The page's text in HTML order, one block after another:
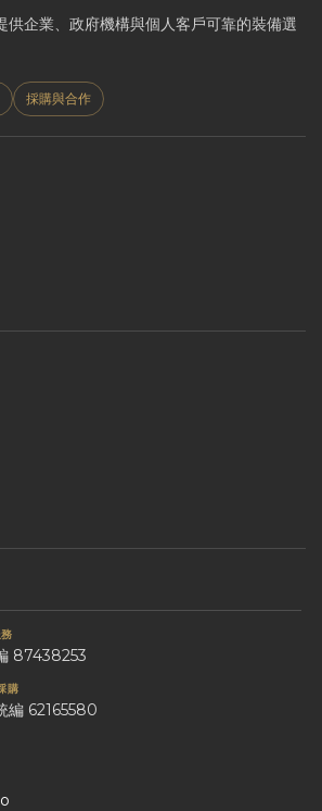
供企業、政府機構與個人客戶可靠的裝備選
採購與合作
87438253
購
編 62165580